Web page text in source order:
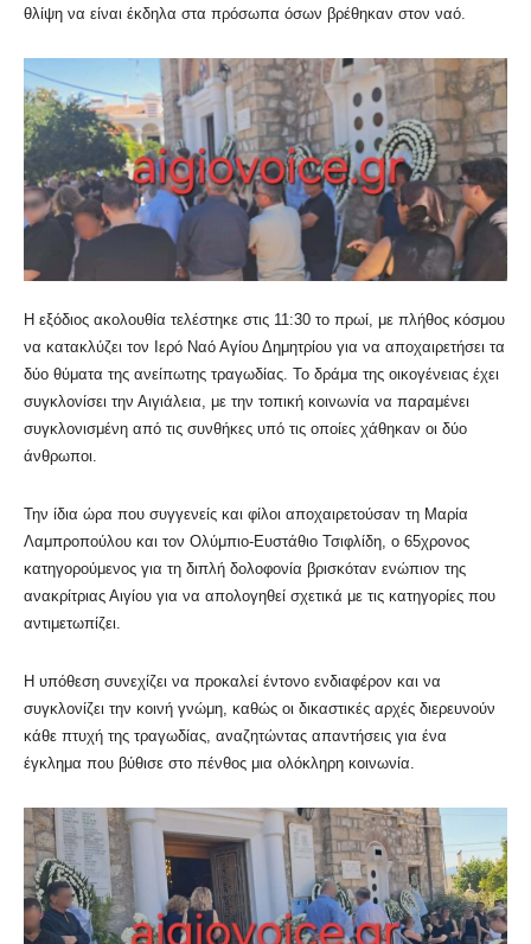
θλίψη να είναι έκδηλα στα πρόσωπα όσων βρέθηκαν στον ναό.
Η εξόδιος ακολουθία τελέστηκε στις 11:30 το πρωί, με πλήθος κόσμου
να κατακλύζει τον Ιερό Ναό Αγίου Δημητρίου για να αποχαιρετήσει τα
δύο θύματα της ανείπωτης τραγωδίας. Το δράμα της οικογένειας έχει
συγκλονίσει την Αιγιάλεια, με την τοπική κοινωνία να παραμένει
συγκλονισμένη από τις συνθήκες υπό τις οποίες χάθηκαν οι δύο
άνθρωποι.
Την ίδια ώρα που συγγενείς και φίλοι αποχαιρετούσαν τη Μαρία
Λαμπροπούλου και τον Ολύμπιο-Ευστάθιο Τσιφλίδη, ο 65χρονος
κατηγορούμενος για τη διπλή δολοφονία βρισκόταν ενώπιον της
ανακρίτριας Αιγίου για να απολογηθεί σχετικά με τις κατηγορίες που
αντιμετωπίζει.
Η υπόθεση συνεχίζει να προκαλεί έντονο ενδιαφέρον και να
συγκλονίζει την κοινή γνώμη, καθώς οι δικαστικές αρχές διερευνούν
κάθε πτυχή της τραγωδίας, αναζητώντας απαντήσεις για ένα
έγκλημα που βύθισε στο πένθος μια ολόκληρη κοινωνία.